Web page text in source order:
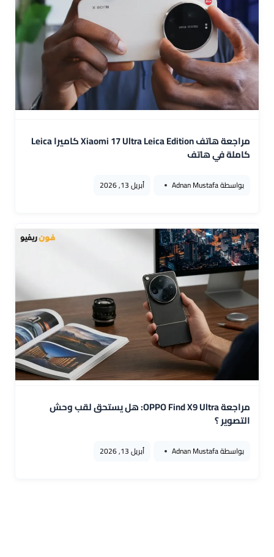
مراجعة هاتف Xiaomi 17 Ultra Leica Edition كاميرا Leica
كاملة في هاتف
بواسطةAdnan Mustafa أبريل 13, 2026
مراجعة OPPO Find X9 Ultra: هل يستحق لقب وحش
التصوير ؟
بواسطةAdnan Mustafa أبريل 13, 2026